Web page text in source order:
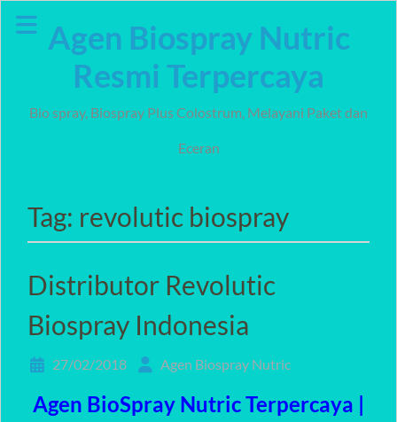
Agen Biospray Nutric
Resmi Terpercaya
Bio spray, Biospray Plus Colostrum, Melayani Paket dan
Eceran
Tag: revolutic biospray
Distributor Revolutic
Biospray Indonesia
27/02/2018 Agen Biospray Nutric
Agen BioSpray Nutric Terpercaya |